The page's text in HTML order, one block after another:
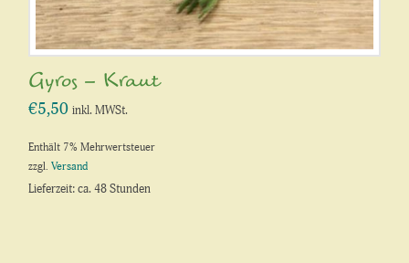
Gyros – Kraut
€5,50 inkl. MWSt.
Enthält 7% Mehrwertsteuer
zzgl.Versand
Lieferzeit: ca. 48 Stunden